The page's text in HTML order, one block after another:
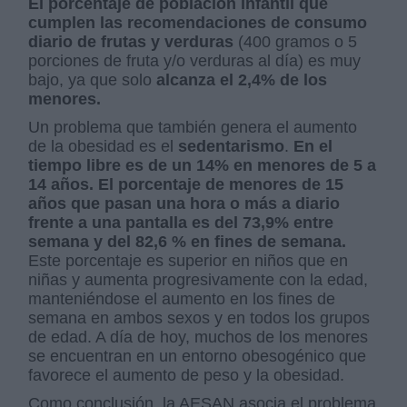
El porcentaje de población infantil que
cumplen las recomendaciones de consumo
diario de frutas y verduras (400 gramos o 5
porciones de fruta y/o verduras al día) es muy
bajo, ya que solo alcanza el 2,4% de los
menores.
Un problema que también genera el aumento
de la obesidad es el sedentarismo. En el
tiempo libre es de un 14% en menores de 5 a
14 años. El porcentaje de menores de 15
años que pasan una hora o más a diario
frente a una pantalla es del 73,9% entre
semana y del 82,6 % en fines de semana.
Este porcentaje es superior en niños que en
niñas y aumenta progresivamente con la edad,
manteniéndose el aumento en los fines de
semana en ambos sexos y en todos los grupos
de edad. A día de hoy, muchos de los menores
se encuentran en un entorno obesogénico que
favorece el aumento de peso y la obesidad.
Como conclusión, la AESAN asocia el problema